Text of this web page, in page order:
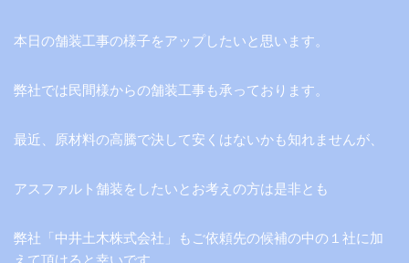
本日の舗装工事の様子をアップしたいと思います。
弊社では民間様からの舗装工事も承っております。
最近、原材料の高騰で決して安くはないかも知れませんが、
アスファルト舗装をしたいとお考えの方は是非とも
弊社「中井土木株式会社」もご依頼先の候補の中の１社に加
えて頂けると幸いです。